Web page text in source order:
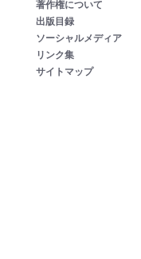
著作権について
出版目録
ソーシャルメディア
リンク集
サイトマップ